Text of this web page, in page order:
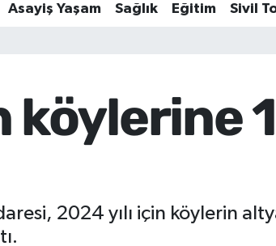
Asayiş Yaşam Sağlık Eğitim Sivil
2024 yılı için köylerin